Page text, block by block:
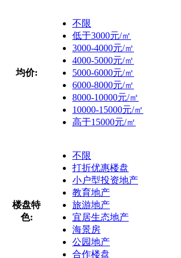
均价:
不限
低于3000元/㎡
3000-4000元/㎡
4000-5000元/㎡
5000-6000元/㎡
6000-8000元/㎡
8000-10000元/㎡
10000-15000元/㎡
高于15000元/㎡
楼盘特
色:
不限
打折优惠楼盘
小户型投资地产
教育地产
旅游地产
宜居生态地产
海景房
公园地产
合作楼盘